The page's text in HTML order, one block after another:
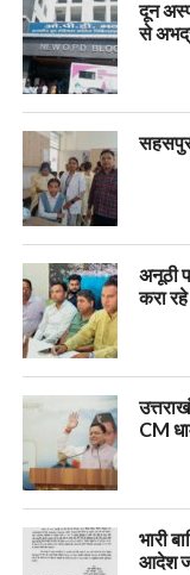
दून
से
सहसपुर
अनूठी
करा
CM
भारी
आदेश